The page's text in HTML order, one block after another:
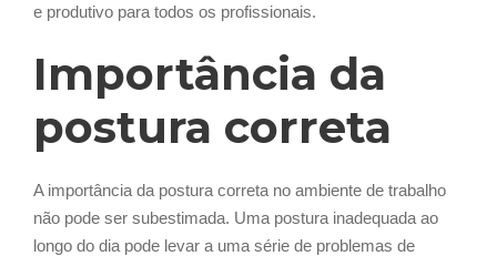
e produtivo para todos os profissionais.
Importância da
postura correta
A importância da postura correta no ambiente de trabalho
não pode ser subestimada. Uma postura inadequada ao
longo do dia pode levar a uma série de problemas de